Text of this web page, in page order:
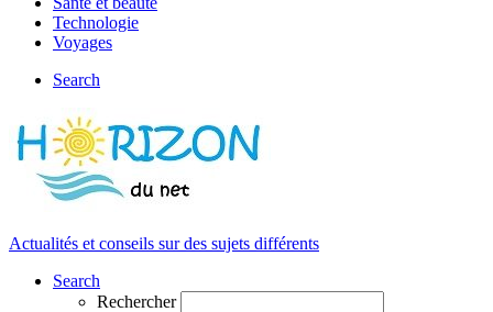
Technologie
Voyages
Search
Actualités et conseils sur des sujets différents
Search
Rechercher